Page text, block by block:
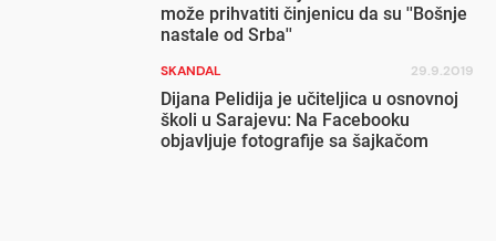
može prihvatiti činjenicu da su ''Bošnje
nastale od Srba''
SKANDAL 29.9.2019
Dijana Pelidija je učiteljica u osnovnoj
školi u Sarajevu: Na Facebooku
objavljuje fotografije sa šajkačom